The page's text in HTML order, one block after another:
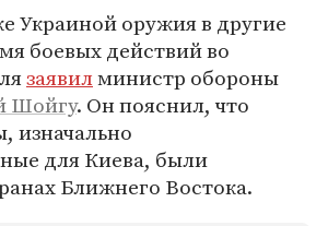
Украиной оружия в другие
боевых действий во
заявилминистр обороны
Шойгу. Он пояснил, что
изначально
для Киева, были
Ближнего Востока.